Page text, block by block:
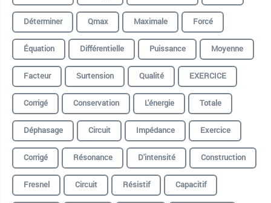
Déterminer
Qmax Maximale
Forcé
Équation
Différentielle Puissance
Moyenne
Facteur
Surtension Qualité
EXERCICE
Corrigé
Conservation L'énergie
Totale
Déphasage
Circuit Impédance
Exercice
Corrigé
Résonance D'intensité
Construction
Fresnel
Circuit Résistif
Capacitif